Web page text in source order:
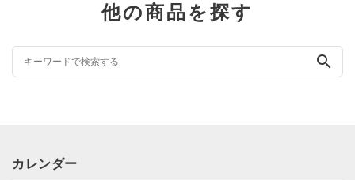
他の商品を探す
search
カレンダー